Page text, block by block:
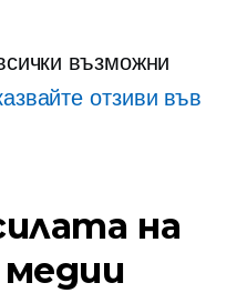
възможни
отзиви във
на